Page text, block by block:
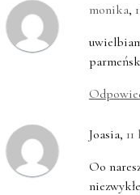
monika,
Joasia,
Oo